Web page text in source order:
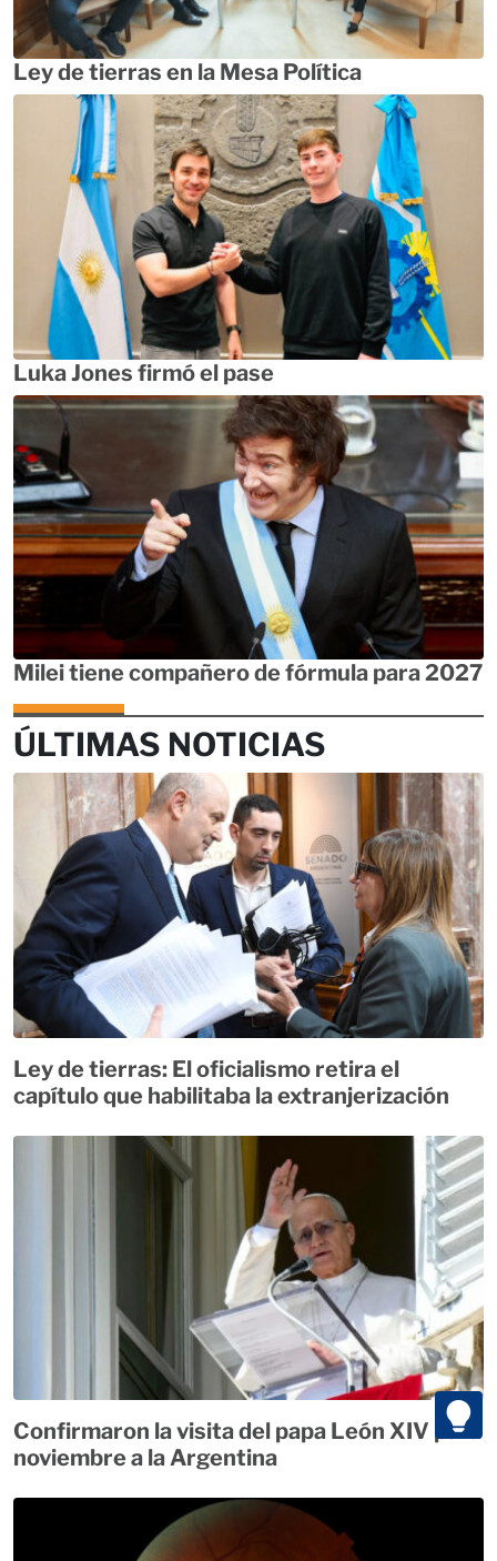
Ley de tierras en la Mesa Política
Luka Jones firmó el pase
Milei tiene compañero de fórmula para 2027
ÚLTIMAS NOTICIAS
Ley de tierras: El oficialismo retira el
capítulo que habilitaba la extranjerización
Confirmaron la visita del papa León XIV para
noviembre a la Argentina